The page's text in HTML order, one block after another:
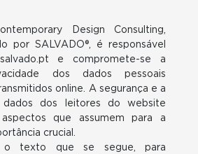
Design Consulting,
por SALVADO®, é responsável
e compromete-se a
dos dados pessoais
online. A segurança e a
dados dos leitores do website
aspectos que assumem para a
crucial.
o texto que se segue, para